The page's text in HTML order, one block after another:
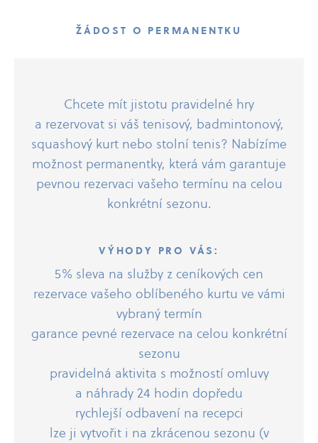
ŽÁDOST O PERMANENTKU
Chcete mít jistotu pravidelné hry
a rezervovat si váš tenisový, badmintonový,
squashový kurt nebo stolní tenis? Nabízíme
možnost permanentky, která vám garantuje
pevnou rezervaci vašeho termínu na celou
konkrétní sezonu.
VÝHODY PRO VÁS:
5% sleva na služby z ceníkových cen
rezervace vašeho oblíbeného kurtu ve vámi
vybraný termín
garance pevné rezervace na celou konkrétní
sezonu
pravidelná aktivita s možností omluvy
a náhrady 24 hodin dopředu
rychlejší odbavení na recepci
lze ji vytvořit i na zkrácenou sezonu (v